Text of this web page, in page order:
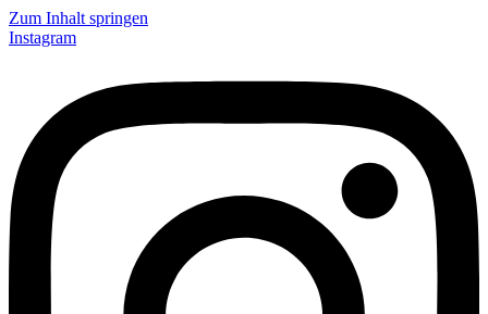
Zum Inhalt springen
Instagram